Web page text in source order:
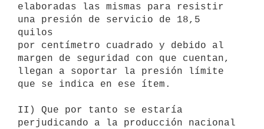
elaboradas las mismas para resistir
una presión de servicio de 18,5
quilos
por centímetro cuadrado y debido al
margen de seguridad con que cuentan,
llegan a soportar la presión límite
que se indica en ese ítem.
II) Que por tanto se estaría
perjudicando a la producción nacional